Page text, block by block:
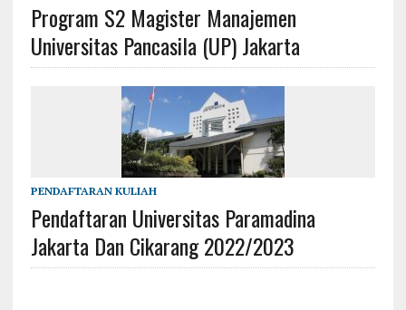
Program S2 Magister Manajemen
Universitas Pancasila (UP) Jakarta
PENDAFTARAN KULIAH
Pendaftaran Universitas Paramadina
Jakarta Dan Cikarang 2022/2023